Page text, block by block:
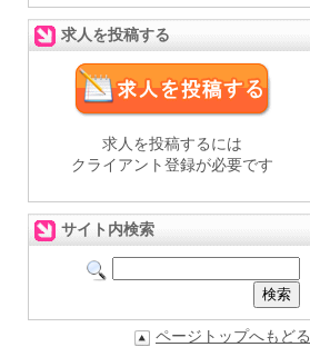
求人を投稿する
求人を投稿するには
クライアント登録が必要です
サイト内検索
ページトップへもどる